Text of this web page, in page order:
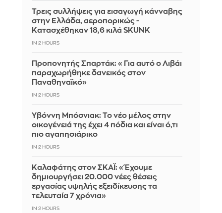
Τρεις συλλήψεις για εισαγωγή κάνναβης
στην Ελλάδα, αεροπορικώς -
Κατασχέθηκαν 18,6 κιλά SKUNK
IN 2 HOURS
Προπονητής Σπαρτάκ: «Για αυτό ο Λιβάι
παραχωρήθηκε δανεικός στον
Παναθηναϊκό»
IN 2 HOURS
Υβόννη Μπόσνιακ: Το νέο μέλος στην
οικογένειά της έχει 4 πόδια και είναι ό,τι
πιο αγαπησιάρικο
IN 2 HOURS
Καλαφάτης στον ΣΚΑΪ: «Έχουμε
δημιουργήσει 20.000 νέες θέσεις
εργασίας υψηλής εξειδίκευσης τα
τελευταία 7 χρόνια»
IN 2 HOURS